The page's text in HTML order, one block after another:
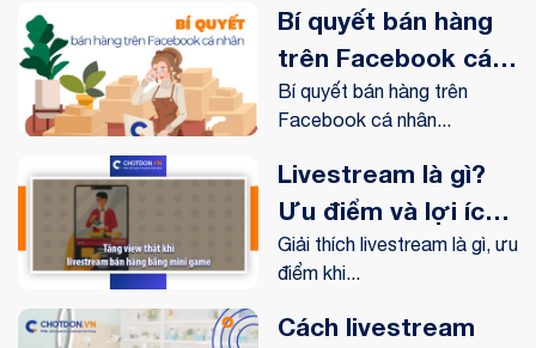
trường
Bí quyết bán hàng
trên Facebook cá
nhân hiệu quả
Bí quyết bán hàng trên
Facebook cá nhân...
Livestream là gì?
Ưu điểm và lợi ích
livestream mang lại
như thế nào?
Giải thích livestream là gì, ưu
điểm khi...
Cách livestream